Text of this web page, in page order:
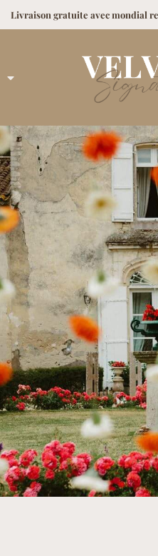
Livraison gratuite avec mondial